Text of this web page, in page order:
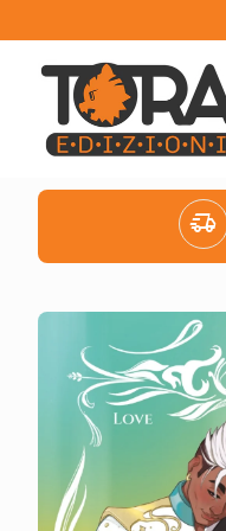
Casa
delivery_truck_speed
Ingrandimento